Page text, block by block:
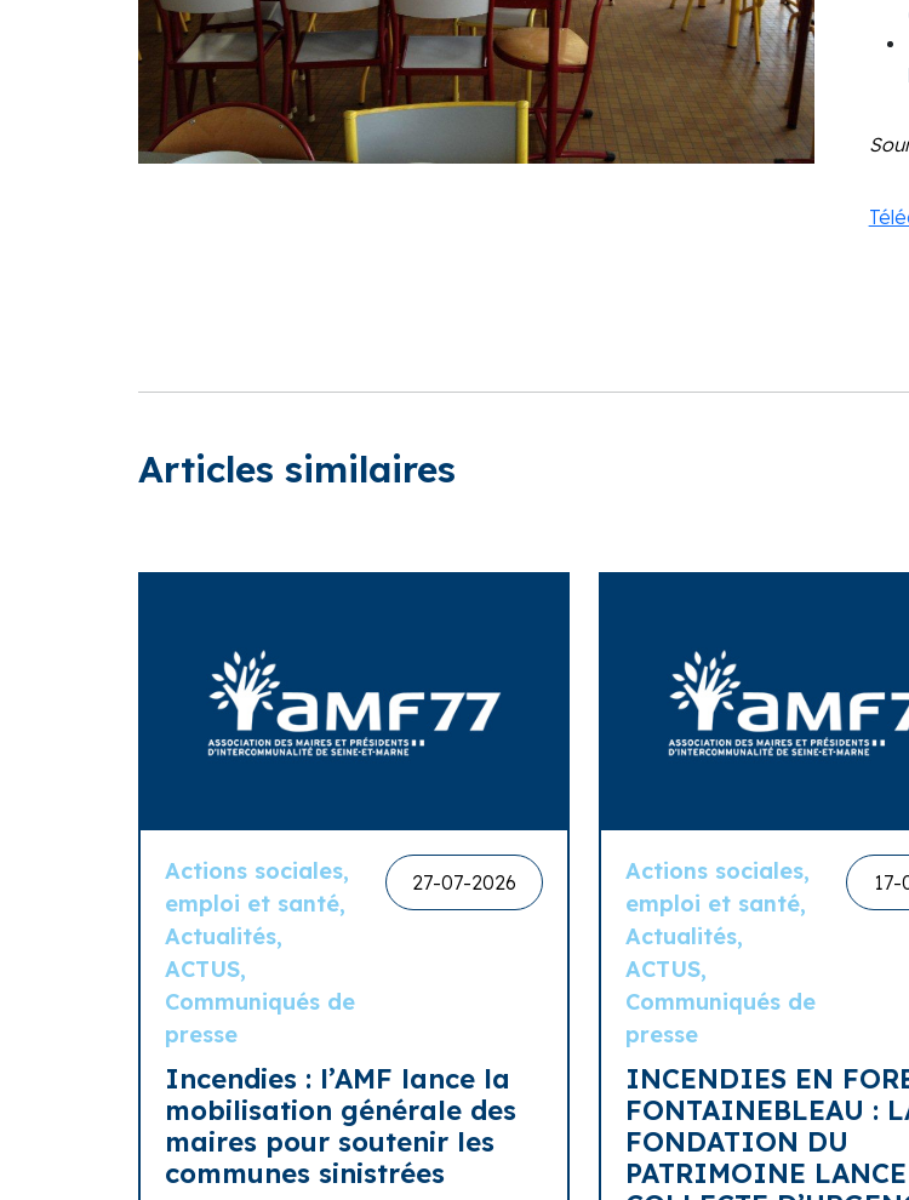
Articles similaires
Actions sociales,
emploi et santé,
Actualités,
ACTUS,
Communiqués de
presse
27-07-2026
Incendies : l’AMF lance la
mobilisation générale des
maires pour soutenir les
communes sinistrées
Actions sociales,
emploi et santé,
Actualités,
ACTUS,
Communiqués de
presse
17-
INCENDIES EN
FONTAINEBLEAU :
FONDATION DU
PATRIMOINE